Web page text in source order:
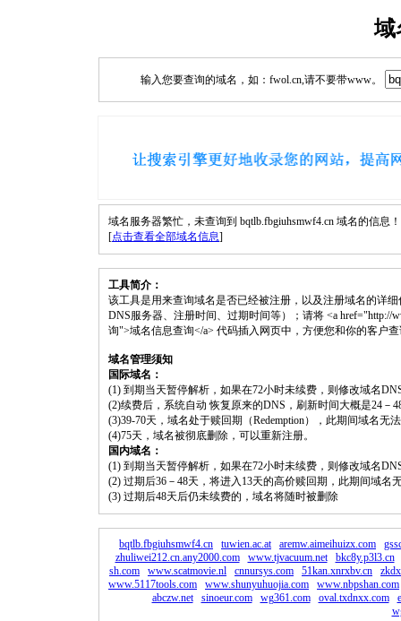
域
输入您要查询的域名，如：fwol.cn,请不要带www。
域名服务器繁忙，未查询到 bqtlb.fbgiuhsmwf4.cn 域名的信息！
[点击查看全部域名信息]
工具简介：
该工具是用来查询域名是否已经被注册，以及注册域名的详
DNS服务器、注册时间、过期时间等）；请将 <a href="http://
询">域名信息查询</a> 代码插入网页中，方便您和你的客户
域名管理须知
国际域名：
(1) 到期当天暂停解析，如果在72小时未续费，则修改域名
(2)续费后，系统自动 恢复原来的DNS，刷新时间大概是24－
(3)39-70天，域名处于赎回期（Redemption），此期间域名无
(4)75天，域名被彻底删除，可以重新注册。
国内域名：
(1) 到期当天暂停解析，如果在72小时未续费，则修改域名
(2) 过期后36－48天，将进入13天的高价赎回期，此期间域名
(3) 过期后48天后仍未续费的，域名将随时被删除
bqtlb.fbgiuhsmwf4.cn tuwien.ac.at aremw.aimeihuizx.com
zhuliwei212.cn.any2000.com
www.tjvacuum.net
bkc8y.p3l3.cn
sh.com
www.scatmovie.nl cnnursys.com 51kan.xnrxbv.cn
www.5117tools.com
www.shunyuhuojia.com
www.nbpshan.com
abczw.net
sinoeur.com wg361.com oval.txdnxx.com